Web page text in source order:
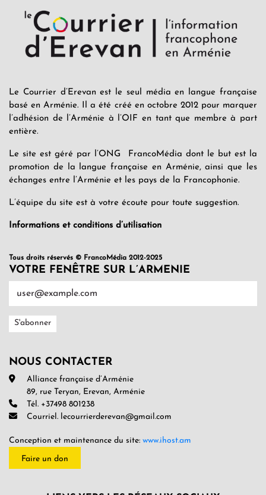
Le Courrier d’Erevan est le seul média en langue française
basé en Arménie. Il a été créé en octobre 2012 pour marquer
l’adhésion de l’Arménie à l’OIF en tant que membre à part
entière.
Le site est géré par l’ONG FrancoMédia dont le but est la
promotion de la langue française en Arménie, ainsi que les
échanges entre l’Arménie et les pays de la Francophonie.
L’équipe du site est à votre écoute pour toute suggestion.
Informations et conditions d’utilisation
Tous droits réservés © FrancoMédia 2012-2025
VOTRE FENÊTRE SUR L’ARMENIE
NOUS CONTACTER
Alliance française d’Arménie
89, rue Teryan, Erevan, Arménie
Tél. +37498 801238
Courriel. lecourrierderevan@gmail.com
Conception et maintenance du site: www.ihost.am
Faire un don